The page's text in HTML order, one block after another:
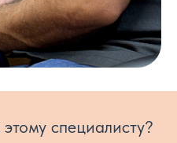
специалисту?